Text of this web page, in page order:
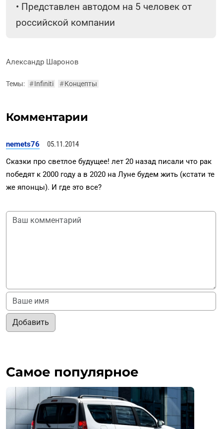
• Представлен автодом на 5 человек от
российской компании
Александр Шаронов
Темы: #Infiniti #Концепты
Комментарии
nemets76
05.11.2014
Сказки про светлое будущее! лет 20 назад писали что рак
победят к 2000 году а в 2020 на Луне будем жить (кстати те
же японцы). И где это все?
Добавить
Самое популярное